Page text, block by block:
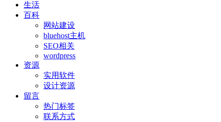
生活
百科
网站建设
bluehost主机
SEO相关
wordpress
资源
实用软件
设计资源
留言
热门标签
联系方式